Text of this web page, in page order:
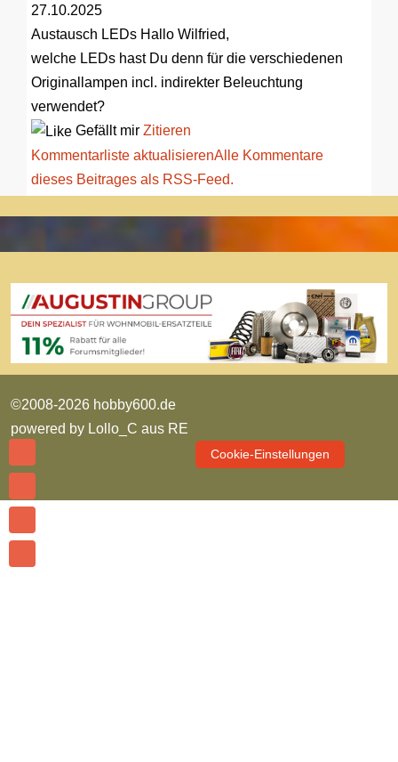
27.10.2025
Austausch LEDs Hallo Wilfried,
welche LEDs hast Du denn für die verschiedenen
Originallampen incl. indirekter Beleuchtung
verwendet?
Gefällt mir Zitieren
Kommentarliste aktualisierenAlle Kommentare
dieses Beitrages als RSS-Feed.
©2008-2026 hobby600.de
powered by Lollo_C aus RE
Cookie-Einstellungen